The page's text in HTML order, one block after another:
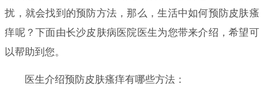
扰，就会找到的预防方法，那么，生活中如何预防皮肤瘙
痒呢？下面由长沙皮肤病医院医生为您带来介绍，希望可
以帮助到您。
医生介绍预防皮肤瘙痒有哪些方法：